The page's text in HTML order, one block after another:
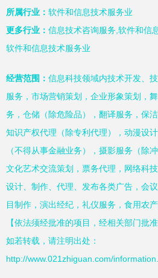
所属行业： 软件和信息技术服务业
更多行业： 信息技术咨询服务,软件和信
软件和信息技术服务业
经营范围： 信息科技领域内技术开发、
服务，市场营销策划，企业形象策划，
务，仓储（除危险品），翻译服务，保
知识产权代理（除专利代理），动漫设
（不得从事金融业务），摄影服务（除
文化艺术交流策划，票务代理，网络科
设计、制作、代理、发布各类广告，会
目制作，演出经纪，礼仪服务，食用农
【依法须经批准的项目，经相关部门批
如若转载，请注明出处：
http://www.021zhiguan.com/